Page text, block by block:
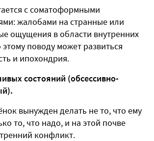
с соматоформными
жалобами на странные или
ощущения в области внутренних
этому поводу может развиться
и ипохондрия.
состояний (обсессивно-
вынужден делать не то, что ему
то, что надо, и на этой почве
конфликт.